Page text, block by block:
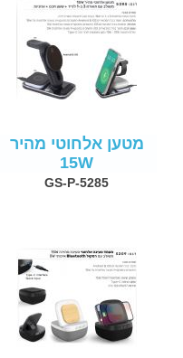
מטען אלחוטי מהיר
15W
GS-P-5285